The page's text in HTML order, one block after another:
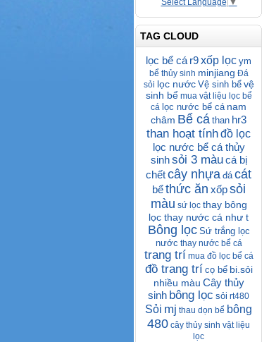
Select Language ▼
TAG CLOUD
lọc bể cá r9xốp lọc ym
bể thủy sinh minjiang Đá
sỏi lọc nước Vệ sinh bể vệ
sinh bể mua vật liệu lọc bể
cá lọc nước bể cá nam
châm Bể cá than hr3
than hoạt tínhđồ lọc
lọc nước bể cá thủy
sinh sỏi 3 màu cá bị
chếtcây nhựa đá cát
bể thức ăn xốp sỏi
màu sứ lọc thay bông
lọc thay nước cá như t
Bông lọc Sứ trắng lọc
nước thay nước bể cá
trang trí mua đồ lọc bể cá
đồ trang trí cọ bể bi.sỏi
nhiều màu Cây thủy
sinh bông lọc sỏi rt480
Sỏi mj thau dọn bể bông
480 cây thủy sinh vật liệu
lọc